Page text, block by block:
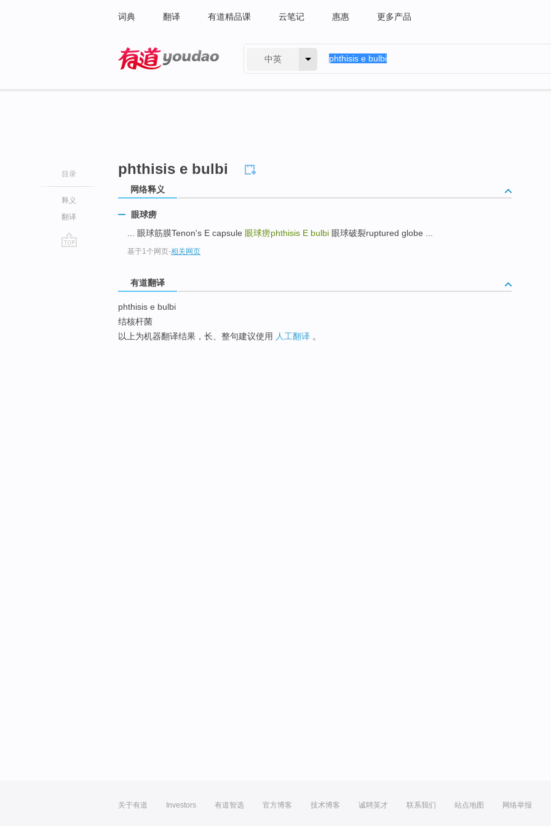
词典 翻译 有道精品课 云笔记 惠惠 更多产品
中英
目录
释义
翻译
phthisis e bulbi
网络释义
眼球痨
... 眼球筋膜Tenon's E capsule 眼球痨phthisis E bulbi 眼球破裂ruptured globe ...
基于1个网页-相关网页
有道翻译
phthisis e bulbi
结核杆菌
以上为机器翻译结果，长、整句建议使用 人工翻译 。
关于有道 Investors 有道智选 官方博客 技术博客 诚聘英才 联系我们 站点地图 网络举报